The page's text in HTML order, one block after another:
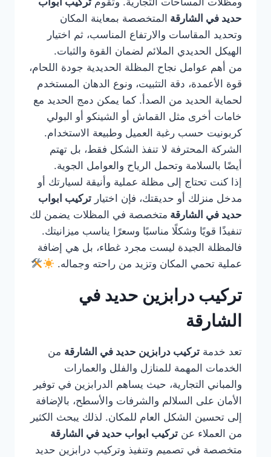
حديد في الشارقة المتخصصة بمعاينة المكان
وتحديد المقاسات والارتفاع المناسب، ثم اختيار
الهيكل الحديدي الملائم لضمان القوة والثبات.
من أهم عوامل نجاح المظلة الحديدية جودة اللحام،
قوة الأعمدة، دقة التثبيت، ونوع الدهان المستخدم
لحماية الحديد من الصدأ. كما يمكن دمج الحديد مع
خامات أخرى مثل القماش أو الشينكو أو البولي
كربونيت حسب رغبة العميل وطبيعة الاستخدام.
الشركة المحترفة لا تنفذ الشكل فقط، بل تهتم
أيضًا بالسلامة وتحمل الرياح والعوامل الجوية.
إذا كنت تحتاج إلى مظلة عملية وأنيقة لسيارتك أو
مدخل منزلك أو حديقتك، فإن اختيار تركيب ابواب
حديد في الشارقة متخصصة في المظلات يضمن لك
تنفيذًا قويًا وشكلًا مناسبًا وسعرًا يناسب ميزانيتك.
فالمظلة الجيدة ليست مجرد غطاء، بل هي إضافة
عملية تحمي المكان وتزيد من راحته وجماله.
تركيب درابزين حديد في
الشارقة
تعد خدمة تركيب درابزين حديد في الشارقة من
الخدمات المهمة للمنازل والفلل والعمارات
والمباني التجارية، حيث يساهم الدرابزين في توفير
الأمان على السلالم والشرفات والأسطح، بالإضافة
إلى تحسين الشكل العام للمكان. لذلك يبحث الكثير
من العملاء عن تركيب ابواب حديد في الشارقة
متخصصة في تصميم وتنفيذ وتركيب درابزين حديد